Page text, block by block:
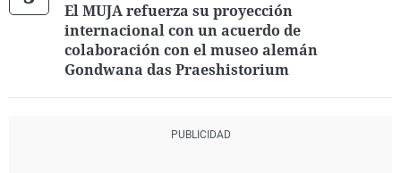
El MUJA refuerza su proyección
internacional con un acuerdo de
colaboración con el museo alemán
Gondwana das Praeshistorium